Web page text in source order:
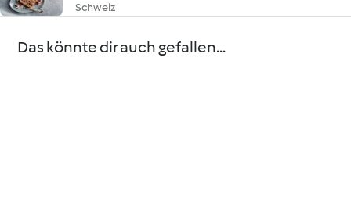
Schweiz
Das könnte dir auch gefallen...